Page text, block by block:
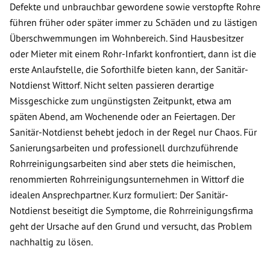
Defekte und unbrauchbar gewordene sowie verstopfte Rohre
führen früher oder später immer zu Schäden und zu lästigen
Überschwemmungen im Wohnbereich. Sind Hausbesitzer
oder Mieter mit einem Rohr-Infarkt konfrontiert, dann ist die
erste Anlaufstelle, die Soforthilfe bieten kann, der Sanitär-
Notdienst Wittorf. Nicht selten passieren derartige
Missgeschicke zum ungünstigsten Zeitpunkt, etwa am
späten Abend, am Wochenende oder an Feiertagen. Der
Sanitär-Notdienst behebt jedoch in der Regel nur Chaos. Für
Sanierungsarbeiten und professionell durchzuführende
Rohrreinigungsarbeiten sind aber stets die heimischen,
renommierten Rohrreinigungsunternehmen in Wittorf die
idealen Ansprechpartner. Kurz formuliert: Der Sanitär-
Notdienst beseitigt die Symptome, die Rohrreinigungsfirma
geht der Ursache auf den Grund und versucht, das Problem
nachhaltig zu lösen.